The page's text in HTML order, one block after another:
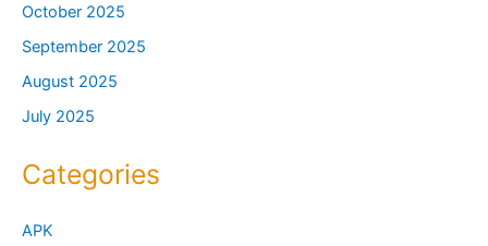
October 2025
September 2025
August 2025
July 2025
Categories
APK